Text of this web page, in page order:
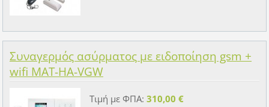
Συναγερμός ασύρματος με ειδοποίηση gsm +
wifi MAT-HA-VGW
Τιμή με ΦΠΑ: 310,00 €